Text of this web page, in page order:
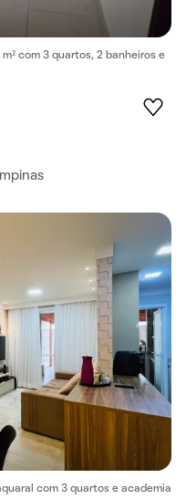
com 3 quartos, 2 banheiros e
com 3 quartos e academia